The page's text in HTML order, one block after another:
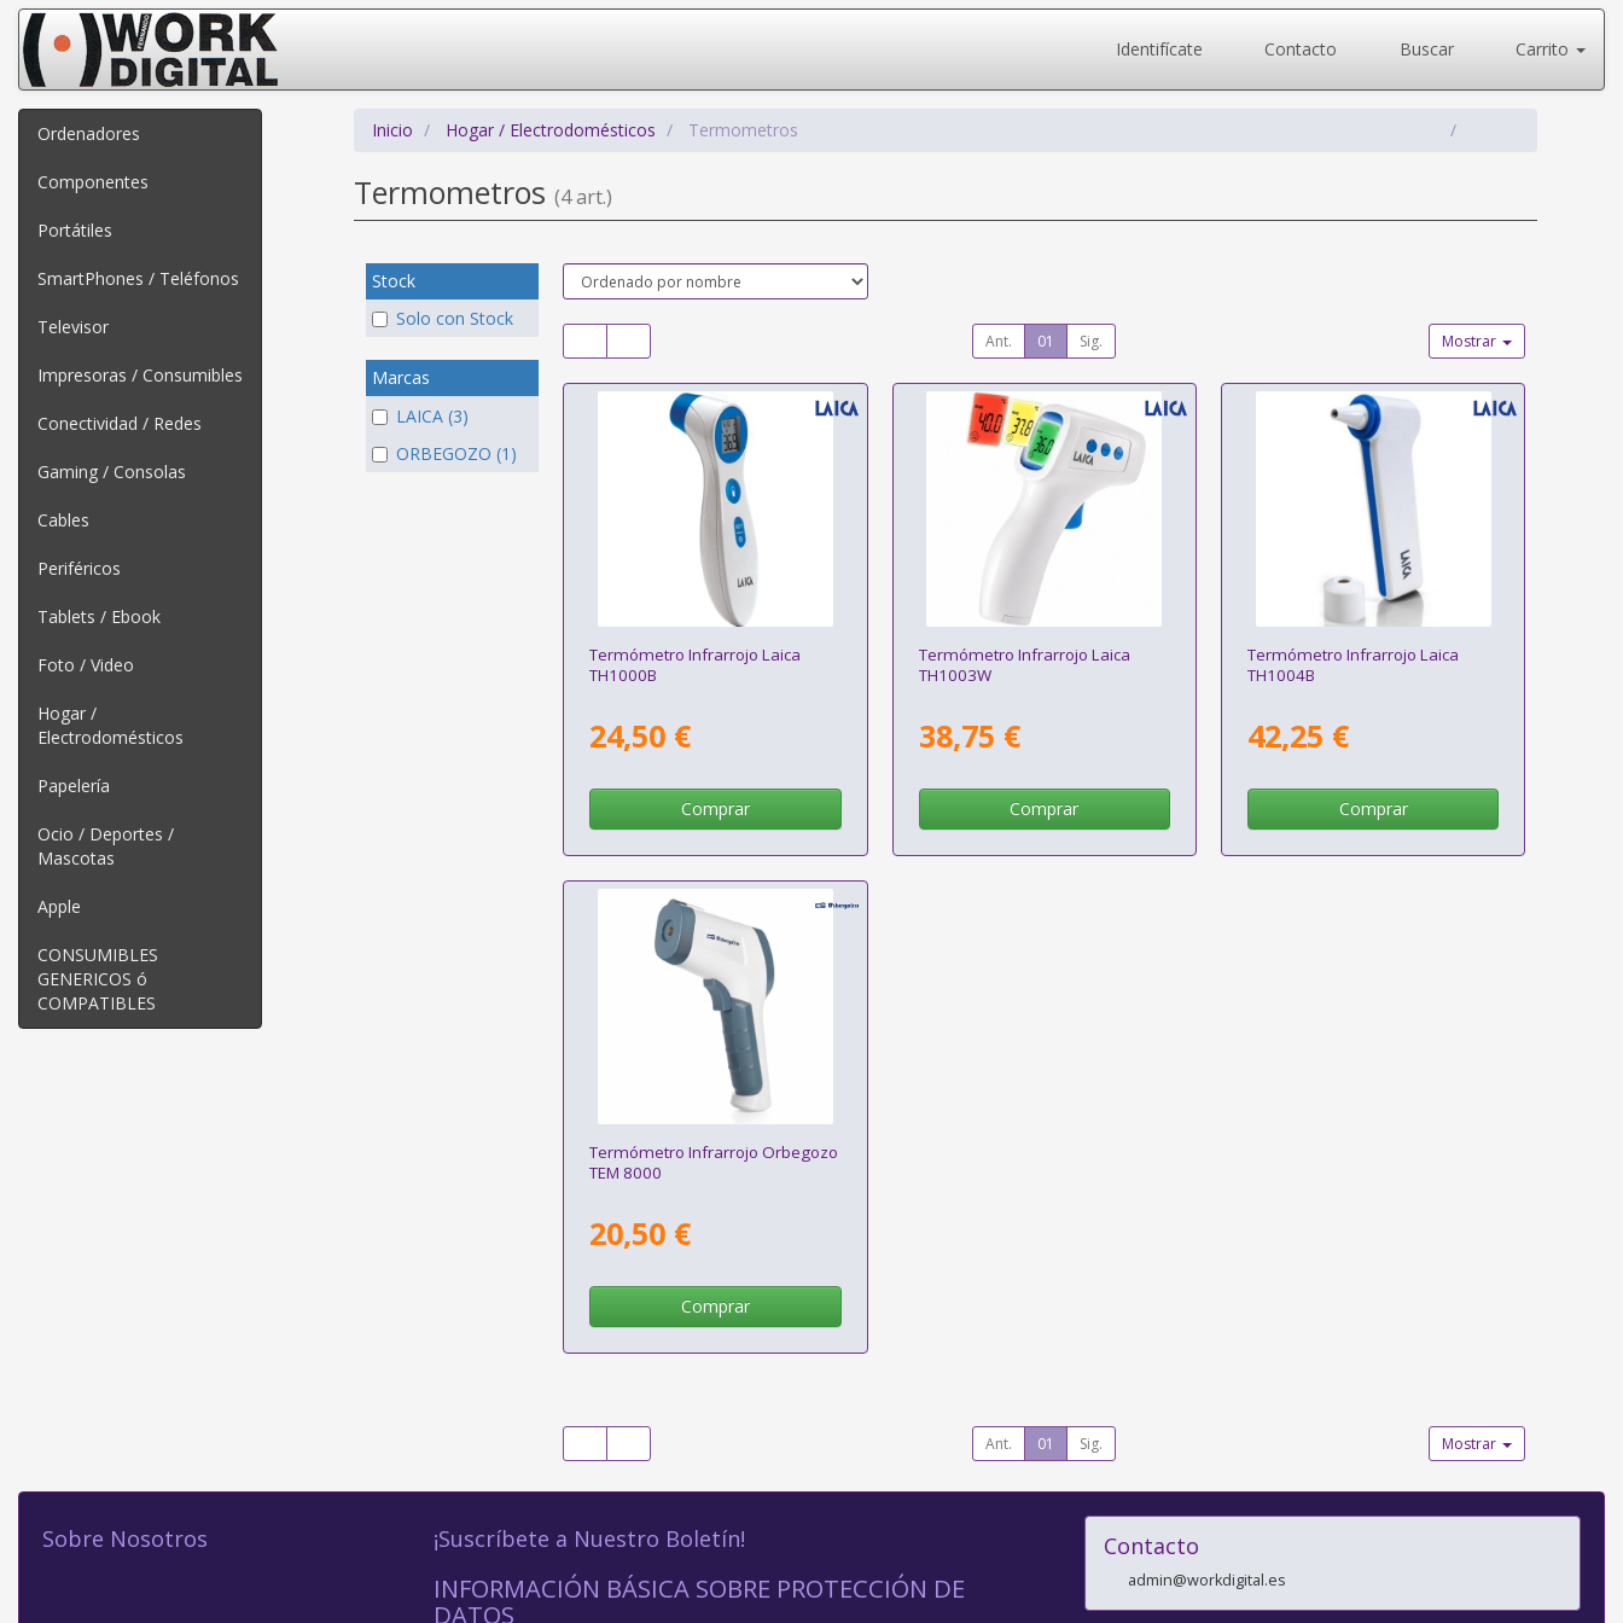
Identifícate Contacto Buscar Carrito
Ordenadores
Componentes
Portátiles
SmartPhones / Teléfonos
Televisor
Impresoras / Consumibles
Conectividad / Redes
Gaming / Consolas
Cables
Periféricos
Tablets / Ebook
Foto / Video
Hogar /
Electrodomésticos
Papelería
Ocio / Deportes /
Mascotas
Apple
CONSUMIBLES
GENERICOS ó
COMPATIBLES
Inicio Hogar / Electrodomésticos Termometros
Termometros (4 art.)
Stock
Solo con Stock
Marcas
LAICA (3)
ORBEGOZO (1)
Ant. 01 Sig. Mostrar
Termómetro Infrarrojo Laica
TH1000B
24,50 €
Comprar
Termómetro Infrarrojo Laica
TH1003W
38,75 €
Comprar
Termómetro Infrarrojo Laica
TH1004B
42,25 €
Comprar
Termómetro Infrarrojo Orbegozo
TEM 8000
20,50 €
Comprar
Ant. 01 Sig. Mostrar
Sobre Nosotros ¡Suscríbete a Nuestro Boletín!
INFORMACIÓN BÁSICA SOBRE PROTECCIÓN DE
DATOS
Contacto
admin@workdigital.es